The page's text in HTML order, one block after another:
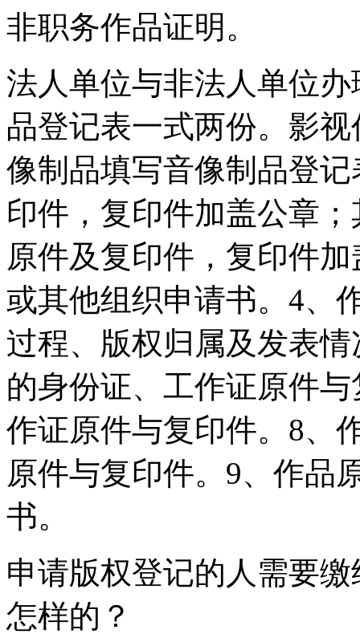
非职务作品证明。
法人单位与非法人单位
品登记表一式两份。影
像制品填写音像制品登
印件，复印件加盖公章
原件及复印件，复印件
或其他组织申请书。4、
过程、版权归属及发表
的身份证、工作证原件
作证原件与复印件。8、
原件与复印件。9、作品
书。
申请版权登记的人需要
怎样的？